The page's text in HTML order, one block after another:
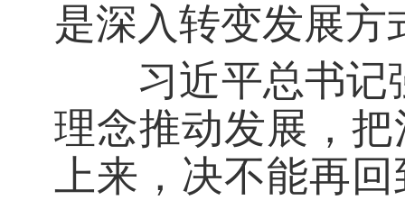
是深入转变发展方
习近平总书记强
理念推动发展，
上来，决不能再